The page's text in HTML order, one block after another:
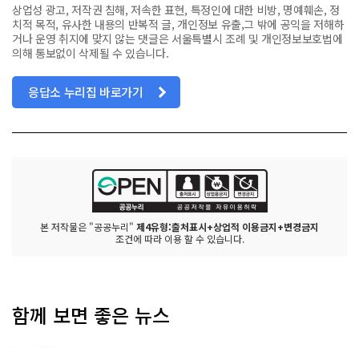
상업성 광고, 저작권 침해, 저속한 표현, 특정인에 대한 비방, 명예훼손, 정
치적 목적, 유사한 내용의 반복적 글, 개인정보 유출,그 밖에 공익을 저해하
거나 운영 취지에 맞지 않는 댓글은 서울특별시 조례 및 개인정보보호법에
의해 통보없이 삭제될 수 있습니다.
응답소 누리집 바로가기
본 저작물은 "공공누리" 제4유형:출처표시+상업적 이용금지+변경금지
조건에 따라 이용 할 수 있습니다.
함께 보면 좋은 뉴스